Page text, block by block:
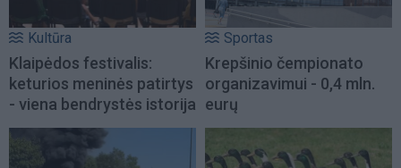
Kultūra
Klaipėdos festivalis:
keturios meninės patirtys
- viena bendrystės istorija
Sportas
Krepšinio čempionato
organizavimui - 0,4 mln.
eurų